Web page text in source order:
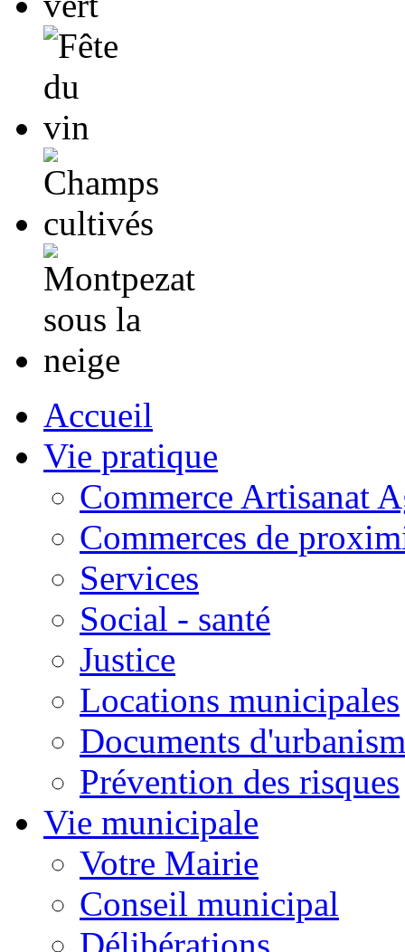
Accueil
Vie pratique
Commerce Artisanat
Commerces de
Services
Social - santé
Justice
Locations municipales
Documents
Prévention des risques
Vie municipale
Votre Mairie
Conseil municipal
Délibérations